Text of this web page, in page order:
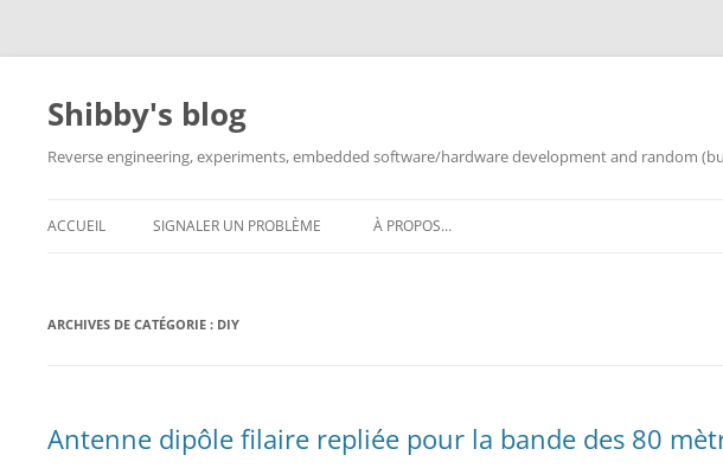
Aller
contenu
Shibby's blog
Reverse engineering, experiments, embedded software/hardware development and random
ACCUEIL SIGNALER UN PROBLÈME À PROPOS…
ARCHIVES DE CATÉGORIE : DIY
Antenne dipôle filaire repliée pour la bande des 80